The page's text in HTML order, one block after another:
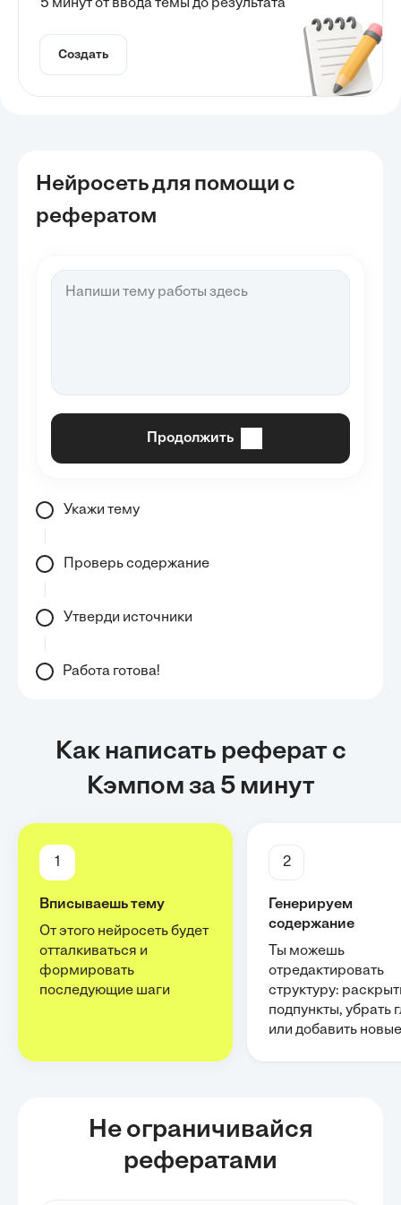
5 минут от ввода темы до результата
Создать
Нейросеть для помощи с
рефератом
Продолжить
Укажи тему
Проверь содержание
Утверди источники
Работа готова!
Как написать реферат с
Кэмпом за 5 минут
1
Вписываешь тему
От этого нейросеть будет
отталкиваться и
формировать
последующие шаги
2
Генерируем
содержание
Ты можешь
отредактировать
структуру:
подпункты, убрать
или добавить новые
Не ограничивайся
рефератами